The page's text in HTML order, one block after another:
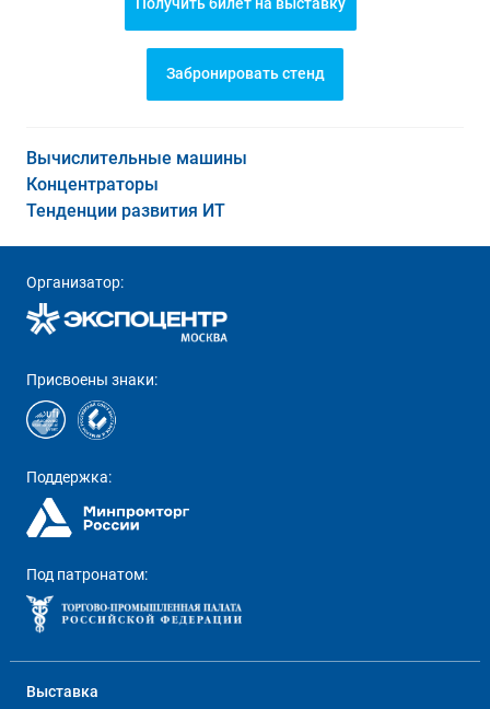
Забронировать стенд
Вычислительные машины
Концентраторы
Тенденции развития ИТ
Организатор:
Присвоены знаки:
Поддержка:
Под патронатом:
Выставка